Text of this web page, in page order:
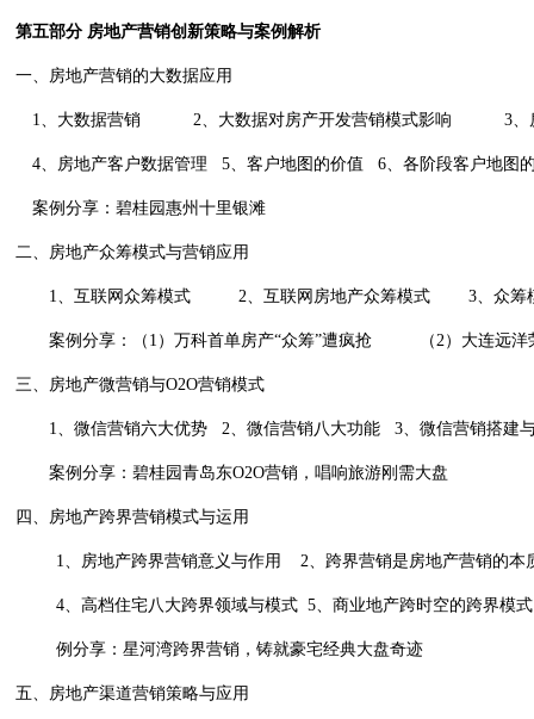
第五部分 房地产营销创新策略与案例解析
一、房地产营销的大数据应用
1、大数据营销 2、大数据对房产开发营销模式影响 3、
4、房地产客户数据管理 5、客户地图的价值 6、各阶段客户地图
案例分享：碧桂园惠州十里银滩
二、房地产众筹模式与营销应用
1、互联网众筹模式 2、互联网房地产众筹模式 3、众筹
案例分享：（ 1 ）万科首单房产“众筹”遭疯抢 （2）大连远洋
三、房地产微营销与O2O营销模式
1、微信营销六大优势 2、微信营销八大功能 3、微信营销搭建
案例分享：碧桂园青岛东O2O营销，唱响旅游刚需大盘
四、房地产跨界营销模式与运用
1、房地产跨界营销意义与作用 2、跨界营销是房地产营销的本
4、高档住宅八大跨界领域与模式 5、商业地产跨时空的跨界模式
例分享：星河湾跨界营销，铸就豪宅经典大盘奇迹
五、房地产渠道营销策略与应用